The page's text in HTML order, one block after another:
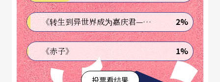
轨迹到了一九九三年的时候出现了变化，她转而在
本土戏曲里找寻养分，创作《北管惊奇》，她花了
很长的时间去认识台湾地方庙会中常见的北管，跟
著野台戏跑，进行田野调查，「因为觉得身体有了
《转生到异世界成为嘉庆君—发现我的祖先是诈骗集团!?》 2%
《赤子》 1%
投票看结果